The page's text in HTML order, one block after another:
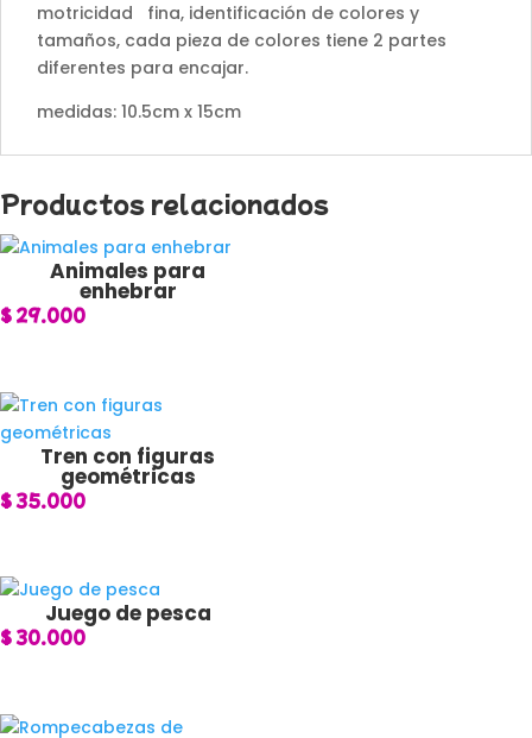
motricidad fina, identificación de colores y
tamaños, cada pieza de colores tiene 2 partes
diferentes para encajar.
medidas: 10.5cm x 15cm
Productos relacionados
Animales para
enhebrar
$ 29.000
Tren con figuras
geométricas
$ 35.000
Juego de pesca
$30.000